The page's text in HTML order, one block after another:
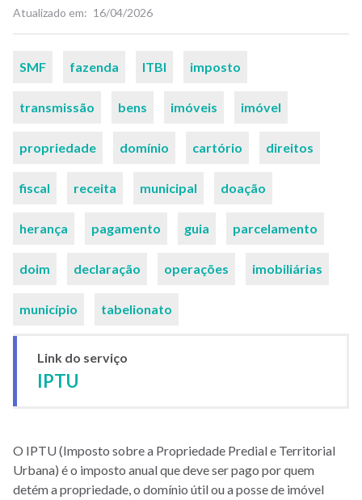
Atualizado em 16/04/2026
Palavras-
SMF fazenda ITBI imposto
transmissão bens imóveis imóvel
propriedade domínio cartório direitos
fiscal receita municipal doação
herança pagamento guia parcelamento
doim declaração operações imobiliárias
município tabelionato
Link do serviço
IPTU
O IPTU (Imposto sobre a Propriedade Predial e Territorial
Urbana) é o imposto anual que deve ser pago por quem
detém a propriedade, o domínio útil ou a posse de imóvel